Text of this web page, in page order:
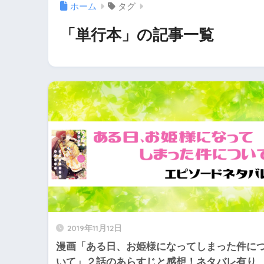
ホーム タグ
「単行本」の記事一覧
2019年11月12日
漫画「ある日、お姫様になってしまった件に